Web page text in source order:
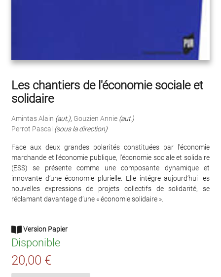
Les chantiers de l'économie sociale et
solidaire
Amintas Alain (aut.), Gouzien Annie (aut.)
Perrot Pascal (sous la direction)
Face aux deux grandes polarités constituées par l’économie
marchande et l’économie publique, l’économie sociale et solidaire
(ESS) se présente comme une composante dynamique et
innovante d’une économie plurielle. Elle intégre aujourd’hui les
nouvelles expressions de projets collectifs de solidarité, se
réclamant davantage d’une « économie solidaire ».
Version Papier
Disponible
20,00 €